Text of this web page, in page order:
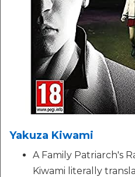
Yakuza Kiwami
A Family Patriarch's
Kiwami literally